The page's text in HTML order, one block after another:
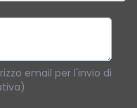
email per l'invio di